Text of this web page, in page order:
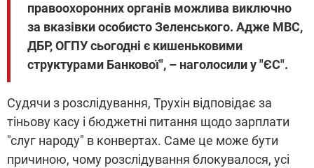
правоохоронних органів можлива виключно
за вказівки особисто Зеленського. Адже МВС,
ДБР, ОГПУ сьогодні є кишеньковими
структурами Банкової", – наголосили у "ЄС".
Судячи з розслідування, Трухін відповідає за
тіньову касу і бюджетні питання щодо зарплати
"слуг народу" в конвертах. Саме це може бути
причиною, чому розслідування блокувалося, усі